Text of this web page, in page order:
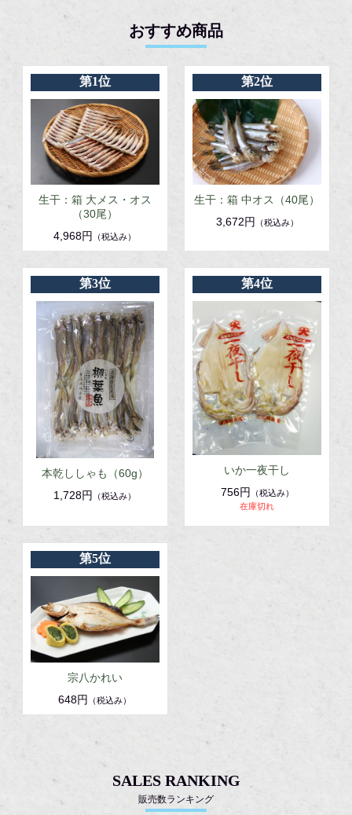
おすすめ商品
第1位
生干：箱 大メス・オス
（30尾）
4,968円
（税込み）
第2位
生干：箱 中オス（40尾）
3,672円
（税込み）
第3位
本乾ししゃも（60g）
1,728円
（税込み）
第4位
いか一夜干し
756円
（税込み）
在庫切れ
第5位
宗八かれい
648円
（税込み）
SALES RANKING
販売数ランキング